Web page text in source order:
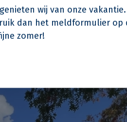
genieten wij van onze
dan het meldformulier op
zomer!